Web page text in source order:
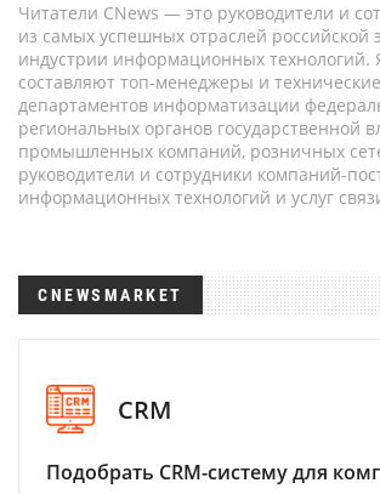
Читатели CNews — это руководители и
из самых успешных отраслей российской
индустрии информационных технологий.
составляют топ-менеджеры и
департаментов информатизации
региональных органов государственной
промышленных компаний, розничных
руководители и сотрудники компаний-
информационных технологий и услуг
CNEWSMARKET
CRM
Подобрать CRM-систему для